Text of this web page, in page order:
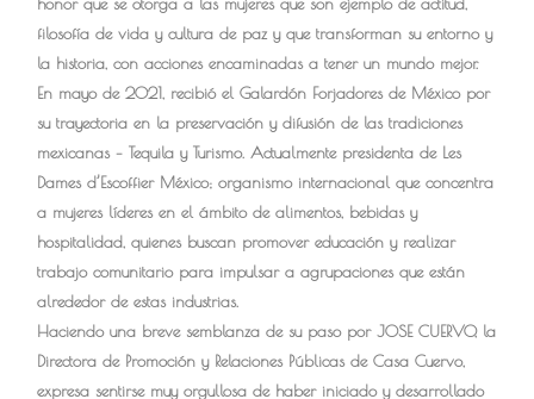
honor que se otorga a las mujeres que son ejemplo de actitud,
filosofía de vida y cultura de paz y que transforman su entorno y
la historia, con acciones encaminadas a tener un mundo mejor.
En mayo de 2021, recibió el Galardón Forjadores de México por
su trayectoria en la preservación y difusión de las tradiciones
mexicanas – Tequila y Turismo. Actualmente presidenta de Les
Dames d’Escoffier México; organismo internacional que concentra
a mujeres líderes en el ámbito de alimentos, bebidas y
hospitalidad, quienes buscan promover educación y realizar
trabajo comunitario para impulsar a agrupaciones que están
alrededor de estas industrias.
Haciendo una breve semblanza de su paso por JOSE CUERVO, la
Directora de Promoción y Relaciones Públicas de Casa Cuervo,
expresa sentirse muy orgullosa de haber iniciado y desarrollado